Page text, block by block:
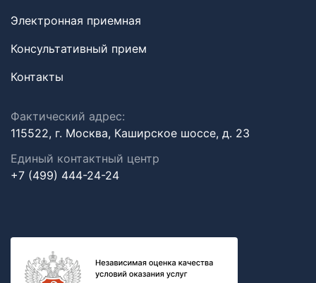
Электронная приемная
Консультативный прием
Контакты
Фактический адрес:
115522, г. Москва, Каширское шоссе, д. 23
Единый контактный центр
+7 (499) 444-24-24